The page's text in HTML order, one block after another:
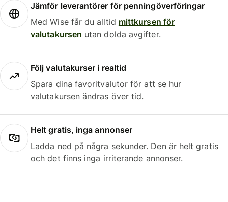
Jämför leverantörer för penningöverföringar
Med Wise får du alltid mittkursen för
valutakursen utan dolda avgifter.
Följ valutakurser i realtid
Spara dina favoritvalutor för att se hur
valutakursen ändras över tid.
Helt gratis, inga annonser
Ladda ned på några sekunder. Den är helt gratis
och det finns inga irriterande annonser.